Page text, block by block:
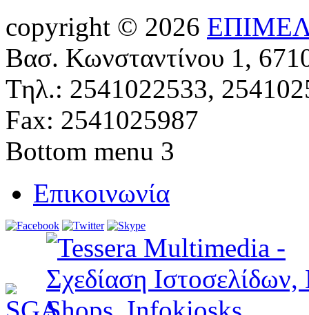
copyright © 2026
Βασ. Κωνσταντίνου 1,
Τηλ.: 2541022533,
Fax: 2541025987
Bottom menu 3
Επικοινωνία